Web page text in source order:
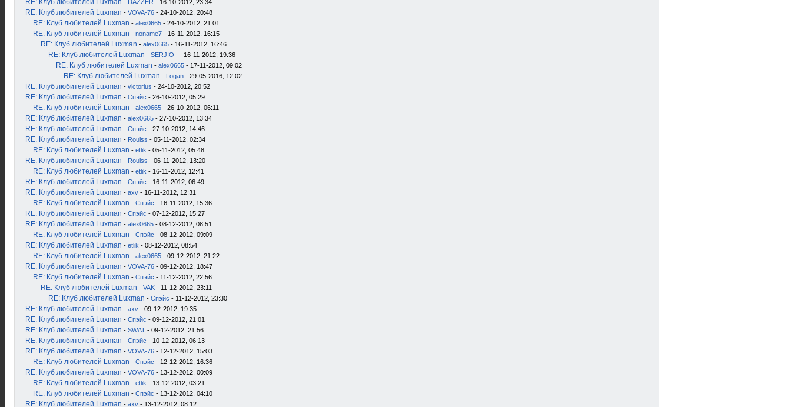
RE: Клуб любителей Luxman - DAZZER - 16-10-2012, 23:34
RE: Клуб любителей Luxman - VOVA-76 - 24-10-2012, 20:48
RE: Клуб любителей Luxman - alex0665 - 24-10-2012, 21:01
RE: Клуб любителей Luxman - noname7 - 16-11-2012, 16:15
RE: Клуб любителей Luxman - alex0665 - 16-11-2012, 16:46
RE: Клуб любителей Luxman - SERJIO_ - 16-11-2012, 19:36
RE: Клуб любителей Luxman - alex0665 - 17-11-2012, 09:02
RE: Клуб любителей Luxman - Logan - 29-05-2016, 12:02
RE: Клуб любителей Luxman - victorius - 24-10-2012, 20:52
RE: Клуб любителей Luxman - Спэйс - 26-10-2012, 05:29
RE: Клуб любителей Luxman - alex0665 - 26-10-2012, 06:11
RE: Клуб любителей Luxman - alex0665 - 27-10-2012, 13:34
RE: Клуб любителей Luxman - Спэйс - 27-10-2012, 14:46
RE: Клуб любителей Luxman - Roulss - 05-11-2012, 02:34
RE: Клуб любителей Luxman - etlik - 05-11-2012, 05:48
RE: Клуб любителей Luxman - Roulss - 06-11-2012, 13:20
RE: Клуб любителей Luxman - etlik - 16-11-2012, 12:41
RE: Клуб любителей Luxman - Спэйс - 16-11-2012, 06:49
RE: Клуб любителей Luxman - axv - 16-11-2012, 12:31
RE: Клуб любителей Luxman - Спэйс - 16-11-2012, 15:36
RE: Клуб любителей Luxman - Спэйс - 07-12-2012, 15:27
RE: Клуб любителей Luxman - alex0665 - 08-12-2012, 08:51
RE: Клуб любителей Luxman - Спэйс - 08-12-2012, 09:09
RE: Клуб любителей Luxman - etlik - 08-12-2012, 08:54
RE: Клуб любителей Luxman - alex0665 - 09-12-2012, 21:22
RE: Клуб любителей Luxman - VOVA-76 - 09-12-2012, 18:47
RE: Клуб любителей Luxman - Спэйс - 11-12-2012, 22:56
RE: Клуб любителей Luxman - VAK - 11-12-2012, 23:11
RE: Клуб любителей Luxman - Спэйс - 11-12-2012, 23:30
RE: Клуб любителей Luxman - axv - 09-12-2012, 19:35
RE: Клуб любителей Luxman - Спэйс - 09-12-2012, 21:01
RE: Клуб любителей Luxman - SWAT - 09-12-2012, 21:56
RE: Клуб любителей Luxman - Спэйс - 10-12-2012, 06:13
RE: Клуб любителей Luxman - VOVA-76 - 12-12-2012, 15:03
RE: Клуб любителей Luxman - Спэйс - 12-12-2012, 16:36
RE: Клуб любителей Luxman - VOVA-76 - 13-12-2012, 00:09
RE: Клуб любителей Luxman - etlik - 13-12-2012, 03:21
RE: Клуб любителей Luxman - Спэйс - 13-12-2012, 04:10
RE: Клуб любителей Luxman - axv - 13-12-2012, 08:12